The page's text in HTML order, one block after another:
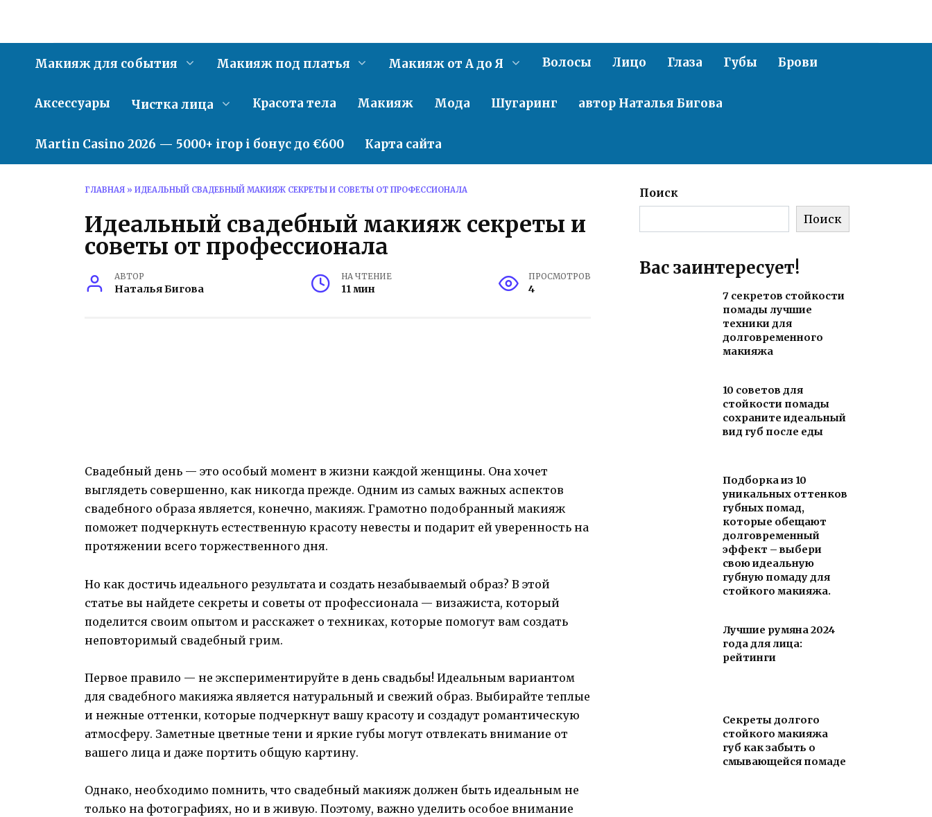
Макияж для события Макияж под платья Макияж от А до Я Волосы Лицо Глаза Губы Брови
Аксессуары Чистка лица Красота тела Макияж Мода Шугаринг автор Наталья Бигова
Martin Casino 2026 — 5000+ ігор і бонус до €600 Карта сайта
ГЛАВНАЯ » ИДЕАЛЬНЫЙ СВАДЕБНЫЙ МАКИЯЖ СЕКРЕТЫ И СОВЕТЫ ОТ ПРОФЕССИОНАЛА
Идеальный свадебный макияж секреты и
советы от профессионала
АВТОР
Наталья Бигова
НА ЧТЕНИЕ
11 мин
ПРОСМОТРОВ
4
Свадебный день — это особый момент в жизни каждой женщины. Она хочет
выглядеть совершенно, как никогда прежде. Одним из самых важных аспектов
свадебного образа является, конечно, макияж. Грамотно подобранный макияж
поможет подчеркнуть естественную красоту невесты и подарит ей уверенность на
протяжении всего торжественного дня.
Но как достичь идеального результата и создать незабываемый образ? В этой
статье вы найдете секреты и советы от профессионала — визажиста, который
поделится своим опытом и расскажет о техниках, которые помогут вам создать
неповторимый свадебный грим.
Первое правило — не экспериментируйте в день свадьбы! Идеальным вариантом
для свадебного макияжа является натуральный и свежий образ. Выбирайте теплые
и нежные оттенки, которые подчеркнут вашу красоту и создадут романтическую
атмосферу. Заметные цветные тени и яркие губы могут отвлекать внимание от
вашего лица и даже портить общую картину.
Однако, необходимо помнить, что свадебный макияж должен быть идеальным не
только на фотографиях, но и в живую. Поэтому, важно уделить особое внимание
Поиск
Поиск
Вас заинтересует!
7 секретов стойкости
помады лучшие
техники для
долговременного
макияжа
10 советов для
стойкости помады
сохраните идеальный
вид губ после еды
Подборка из 10
уникальных оттенков
губных помад,
которые обещают
долговременный
эффект – выбери
свою идеальную
губную помаду для
стойкого макияжа.
Лучшие румяна 2024
года для лица:
рейтинги
Секреты долгого
стойкого макияжа
губ как забыть о
смывающейся помаде